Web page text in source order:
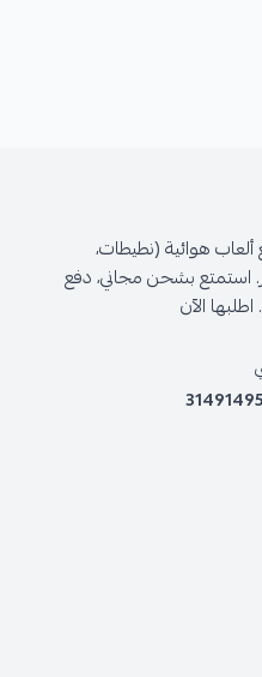
ألعاب هوائية (نطيطات،
استمتع بشحن مجاني، دفع
الآن